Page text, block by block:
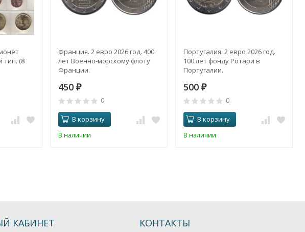
тип. (8
Франция. 2 евро 2026 год. 400
лет Военно-морскому флоту
Франции.
450 ₽
0
В корзину
В наличии
Португалия. 2 евро 2026 год.
100 лет фонду Ротари в
Португалии.
500 ₽
0
В корзину
В наличии
КАБИНЕТ КОНТАКТЫ